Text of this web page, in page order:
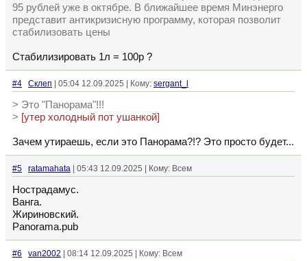
95 рублей уже в октябре. В ближайшее время Минэнерго
представит антикризисную программу, которая позволит
стабилизовать цены
Стабилизировать 1л = 100р ?
#4 Склеп | 05:04 12.09.2025 | Кому: sergant_l
> Это "Панорама"!!!
> [утер холодный пот ушанкой]
Зачем утираешь, если это Панорама?!? Это просто будет...
#5 ratamahata | 05:43 12.09.2025 | Кому: Всем
Нострадамус.
Ванга.
Жириновский.
Panorama.pub
#6 van2002 | 08:14 12.09.2025 | Кому: Всем